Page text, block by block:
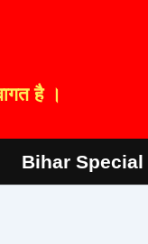
है ।
Bihar Special